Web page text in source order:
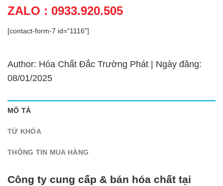
ZALO : 0933.920.505
[contact-form-7 id="1116"]
Author: Hóa Chất Đắc Trường Phát | Ngày đăng:
08/01/2025
MÔ TẢ
TỪ KHÓA
THÔNG TIN MUA HÀNG
Công ty cung cấp & bán hóa chất tại